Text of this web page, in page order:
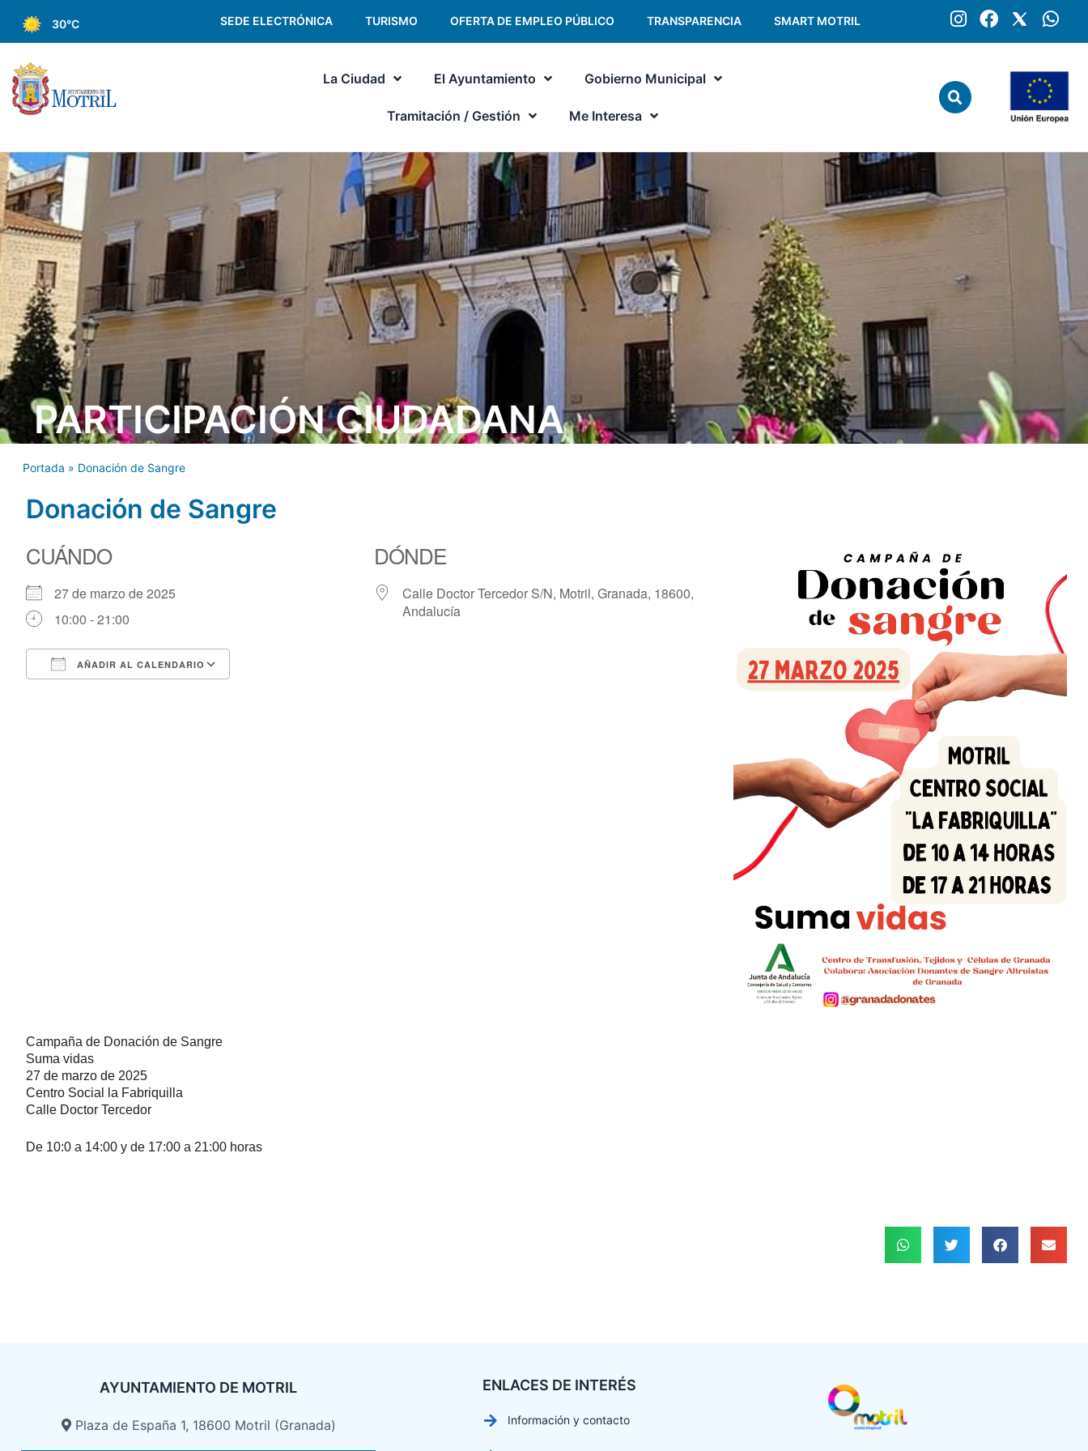
30°C SEDE ELECTRÓNICA TURISMO OFERTA DE EMPLEO PÚBLICO TRANSPARENCIA SMART MOTRIL
La Ciudad El Ayuntamiento Gobierno Municipal
Tramitación / Gestión Me Interesa
PARTICIPACIÓN CIUDADANA
Portada » Donación de Sangre
Donación de Sangre
CUÁNDO
27 de marzo de 2025
10:00 - 21:00
AÑADIR AL CALENDARIO
Outlook Live
DÓNDE
Calle Doctor Tercedor S/N, Motril, Granada, 18600,
Andalucía
Campaña de Donación de Sangre
Suma vidas
27 de marzo de 2025
Centro Social la Fabriquilla
Calle Doctor Tercedor
De 10:0 a 14:00 y de 17:00 a 21:00 horas
AYUNTAMIENTO DE MOTRIL
Plaza de España 1, 18600 Motril (Granada)​
ENLACES DE INTERÉS
Información y contacto